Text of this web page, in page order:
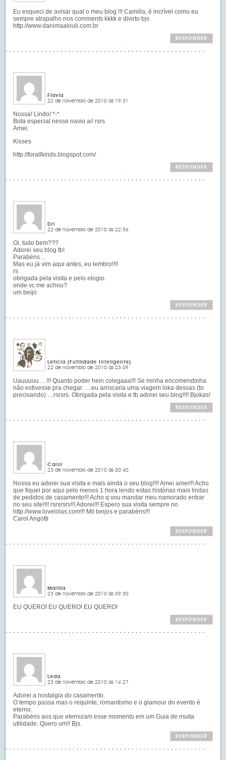
Eu esqueci de avisar qual o meu blog !!! Camilla, é incrível como eu
sempre atrapalho nos comments kkkk e divirto bjs
http://www.danimaalouli.com.br
RESPONDER
Flavia
22 de novembro de 2010 às 19:31
Nossa! Lindo! *-*
Bota especial nesse navio ai! rsrs
Amei.
Kisses
http://forallkinds.blogspot.com/
RESPONDER
Dri
22 de novembro de 2010 às 22:36
Oi, tudo bem???
Adorei seu blog tb!
Parabéns…
Mas eu já vim aqui antes, eu lembro!!!!
rs
obrigada pela visita e pelo elogio.
onde vc me achou?
um beijo
RESPONDER
Letícia (Futilidade Inteligente)
22 de novembro de 2010 às 23:09
Uauuuuu …!!! Quanto poder hein colegaaa!!! Se minha encomendinha
não estivesse pra chegar ….eu arriscaria uma viagem loka dessas (to
precisando) …rsrsrs. Obrigada pela visita e tb adorei seu blog!!!! Bjokas!
RESPONDER
Carol
23 de novembro de 2010 às 00:40
Nossa eu adorei sua visita e mais ainda o seu blog!!!! Amei amei!!! Acho
que fiquei por aqui pelo menos 1 hora lendo estas histórias mais lindas
de pedidos de casamento!!! Acho q vou mandar meu namorado entrar
no seu site!!!! rsrsrsrs!!! Adorei!!! Espero sua visita sempre no
http://www.lovelolas.com!!! Mil beijos e parabéns!!!
Carol Angotti
RESPONDER
Marília
23 de novembro de 2010 às 09:30
EU QUERO! EU QUERO! EU QUERO!
RESPONDER
Leda
23 de novembro de 2010 às 14:27
Adorei a nostalgia do casamento.
O tempo passa mas o requinte, romantismo e o glamour do evento é
eterno.
Parabéns aos que eternizam esse momento em um Guia de muita
utilidade. Quero um!! Bjs.
RESPONDER